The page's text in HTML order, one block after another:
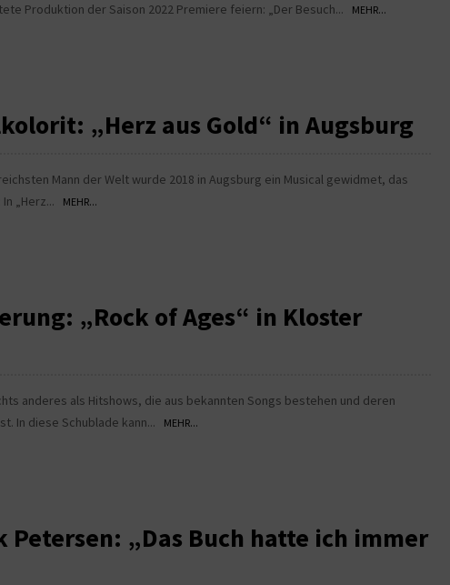
Produktion der Saison 2022 Premiere feiern: „Der Besuch...
MEHR...
„Herz aus Gold“ in Augsburg
Mann der Welt wurde 2018 in Augsburg ein Musical gewidmet, das
„Herz...
MEHR...
„Rock of Ages“ in Kloster
anderes als Hitshows, die aus bekannten Songs bestehen und deren
In diese Schublade kann...
MEHR...
„Das Buch hatte ich immer